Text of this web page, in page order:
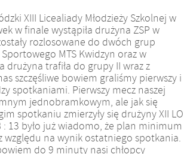
XIII Licealiady Młodzieży Szkolnej w
w finale wystąpiła drużyna ZSP w
rozlosowane do dwóch grup
MTS Kwidzyn oraz w
drużyna trafiła do grupy II wraz z
szczęśliwe bowiem graliśmy pierwszy i
spotkaniami. Pierwszy mecz naszej
jednobramkowym, ale jak się
spotkaniu zmierzyły się drużyny XII LO
: 13 było już wiadomo, że plan minimum
względu na wynik ostatniego spotkania.
do 9 minuty nasi chłopcy